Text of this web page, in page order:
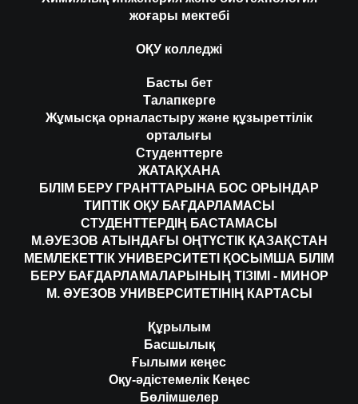
жоғары мектебі
ОҚУ колледжі
Басты бет
Талапкерге
Жұмысқа орналастыру және құзыреттілік
орталығы
Студенттерге
ЖАТАҚХАНА
БІЛІМ БЕРУ ГРАНТТАРЫНА БОС ОРЫНДАР
ТИПТІК ОҚУ БАҒДАРЛАМАСЫ
СТУДЕНТТЕРДІҢ БАСТАМАСЫ
М.ӘУЕЗОВ АТЫНДАҒЫ ОҢТҮСТІК ҚАЗАҚСТАН
МЕМЛЕКЕТТІК УНИВЕРСИТЕТІ ҚОСЫМША БІЛІМ
БЕРУ БАҒДАРЛАМАЛАРЫНЫҢ ТІЗІМІ - МИНОР
М. ӘУЕЗОВ УНИВЕРСИТЕТІНІҢ КАРТАСЫ
Құрылым
Басшылық
Ғылыми кеңес
Оқу-әдістемелік Кеңес
Бөлімшелер